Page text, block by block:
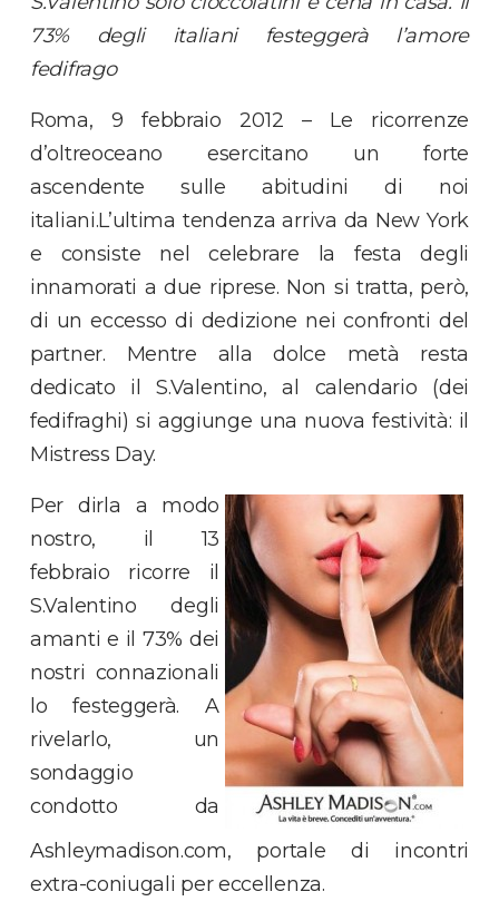
73% degli italiani festeggerà l’amore
fedifrago
Roma, 9 febbraio 2012 – Le ricorrenze
d’oltreoceano esercitano un forte
ascendente sulle abitudini di noi
italiani.L’ultima tendenza arriva da New York
e consiste nel celebrare la festa degli
innamorati a due riprese. Non si tratta, però,
di un eccesso di dedizione nei confronti del
partner. Mentre alla dolce metà resta
dedicato il S.Valentino, al calendario (dei
fedifraghi) si aggiunge una nuova festività: il
Mistress Day.
Per dirla a modo
nostro, il 13
febbraio ricorre il
S.Valentino degli
amanti e il 73% dei
nostri connazionali
lo festeggerà. A
rivelarlo, un
sondaggio
condotto da
Ashleymadison.com, portale di incontri
extra-coniugali per eccellenza.